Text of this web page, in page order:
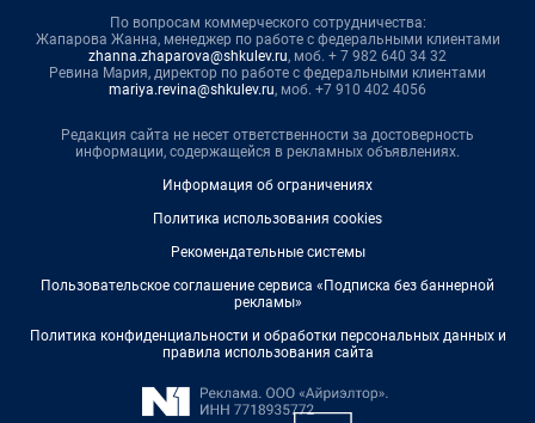
По вопросам коммерческого сотрудничества:
Жапарова Жанна, менеджер по работе с федеральными клиентами
zhanna.zhaparova@shkulev.ru, моб. + 7 982 640 34 32
Ревина Мария, директор по работе с федеральными клиентами
mariya.revina@shkulev.ru, моб. +7 910 402 4056
Редакция сайта не несет ответственности за достоверность
информации, содержащейся в рекламных объявлениях.
Информация об ограничениях
Политика использования cookies
Рекомендательные системы
Пользовательское соглашение сервиса «Подписка без баннерной
рекламы»
Политика конфиденциальности и обработки персональных данных и
правила использования сайта